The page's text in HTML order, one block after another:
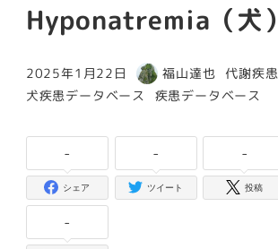
Hyponatremia（犬）
投稿日
2025年1月22日
著
者
福山達也 カテゴリ
代謝疾患
カテゴリー
犬疾患データベース カテゴリー
疾患データベース
-
シェア
-
ツイート
-
投稿
-